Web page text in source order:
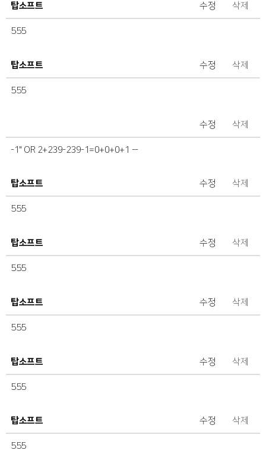
탑소프트 수정 삭제
555
탑소프트 수정 삭제
555
수정 삭제
-1" OR 2+239-239-1=0+0+0+1 --
탑소프트 수정 삭제
555
탑소프트 수정 삭제
555
탑소프트 수정 삭제
555
탑소프트 수정 삭제
555
탑소프트 수정 삭제
555